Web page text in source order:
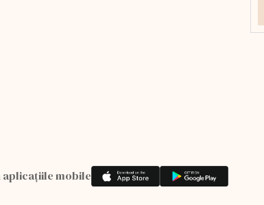
aplicațiile mobile